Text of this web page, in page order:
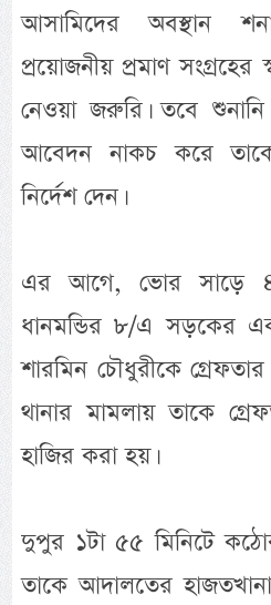
আসামিদের অবস্থান
প্রয়োজনীয় প্রমাণ সংগ্রহের
নেওয়া জরুরি। তবে
আবেদন নাকচ করে তাকে
নির্দেশ দেন।
এর আগে, ভোর সাড়ে
ধানমন্ডির ৮/এ সড়কের
শারমিন চৌধুরীকে
থানার মামলায় তাকে
হাজির করা হয়।
দুপুর ১টা ৫৫ মিনিটে
তাকে আদালতের